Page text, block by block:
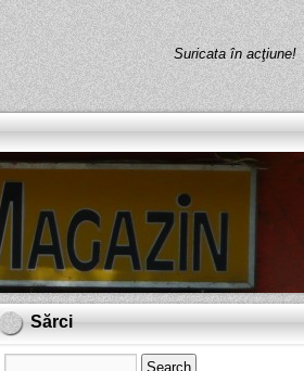
Suricata în acţiune!
Sărci